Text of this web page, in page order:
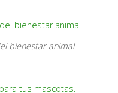
bienestar animal